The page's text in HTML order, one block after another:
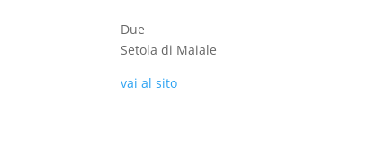
Due
Setola di Maiale
vai al sito